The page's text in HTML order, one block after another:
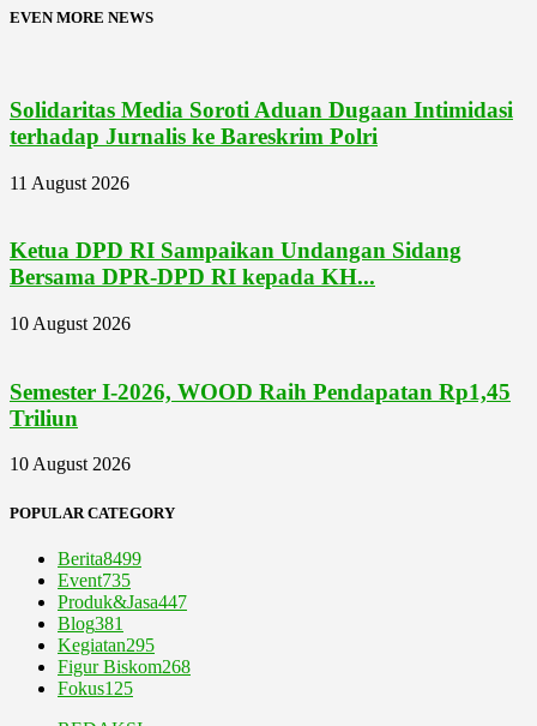
EVEN MORE NEWS
Solidaritas Media Soroti Aduan Dugaan Intimidasi
terhadap Jurnalis ke Bareskrim Polri
11 August 2026
Ketua DPD RI Sampaikan Undangan Sidang
Bersama DPR-DPD RI kepada KH...
10 August 2026
Semester I-2026, WOOD Raih Pendapatan Rp1,45
Triliun
10 August 2026
POPULAR CATEGORY
Berita8499
Event735
Produk&Jasa447
Blog381
Kegiatan295
Figur Biskom268
Fokus125